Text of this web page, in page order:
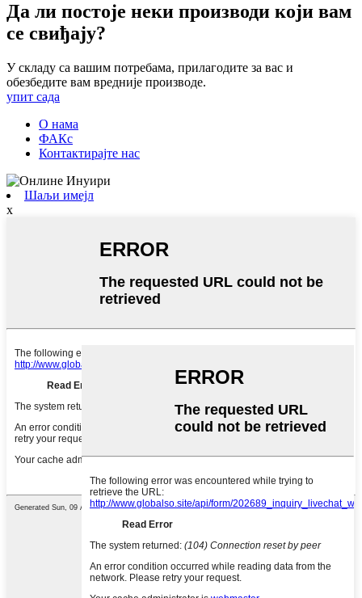
Да ли постоје неки производи који вам
се свиђају?
У складу са вашим потребама, прилагодите за вас и
обезбедите вам вредније производе.
упит сада
О нама
ФАКс
Контактирајте нас
Шаљи имејл
x